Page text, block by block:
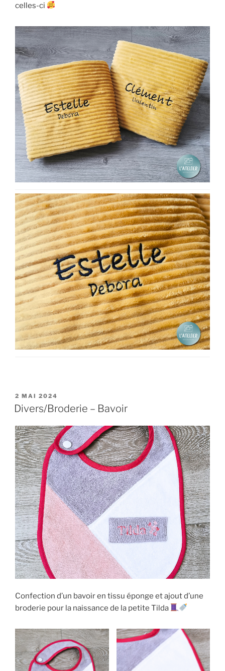
celles-ci
PUBLIÉ
LE
2 MAI 2024
Divers/Broderie – Bavoir
Confection d’un bavoir en tissu éponge et ajout d’une
broderie pour la naissance de la petite Tilda